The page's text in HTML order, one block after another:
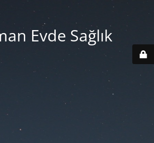
Evde Sağlık